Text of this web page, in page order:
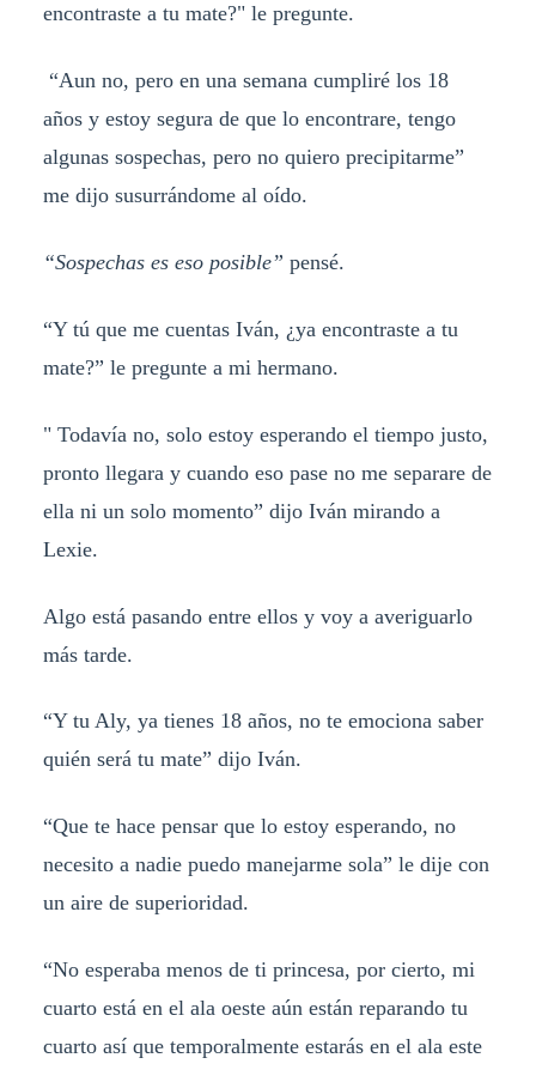
encontraste a tu mate?" le pregunte.
“Aun no, pero en una semana cumpliré los 18
años y estoy segura de que lo encontrare, tengo
algunas sospechas, pero no quiero precipitarme”
me dijo susurrándome al oído.
“Sospechas es eso posible” pensé.
“Y tú que me cuentas Iván, ¿ya encontraste a tu
mate?” le pregunte a mi hermano.
" Todavía no, solo estoy esperando el tiempo justo,
pronto llegara y cuando eso pase no me separare de
ella ni un solo momento” dijo Iván mirando a
Lexie.
Algo está pasando entre ellos y voy a averiguarlo
más tarde.
“Y tu Aly, ya tienes 18 años, no te emociona saber
quién será tu mate” dijo Iván.
“Que te hace pensar que lo estoy esperando, no
necesito a nadie puedo manejarme sola” le dije con
un aire de superioridad.
“No esperaba menos de ti princesa, por cierto, mi
cuarto está en el ala oeste aún están reparando tu
cuarto así que temporalmente estarás en el ala este